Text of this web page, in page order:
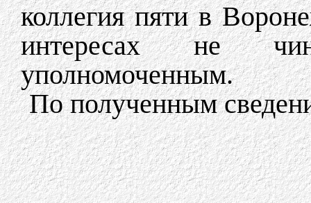
коллегия пяти в
интересах не
уполномоченным.
По полученным